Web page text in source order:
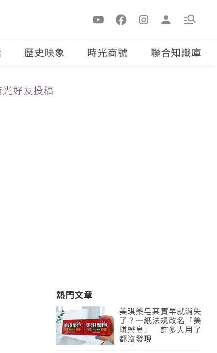
歷史映象 時光商號 聯合知識庫
光好友投稿
熱門文章
美琪藥皂其實早就消失
了？一紙法規改名「美
琪樂皂」 許多人用了
都沒發現